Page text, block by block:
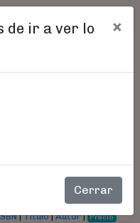
de ir a ver lo
×
Cerrar
|Título|Autor| Precio